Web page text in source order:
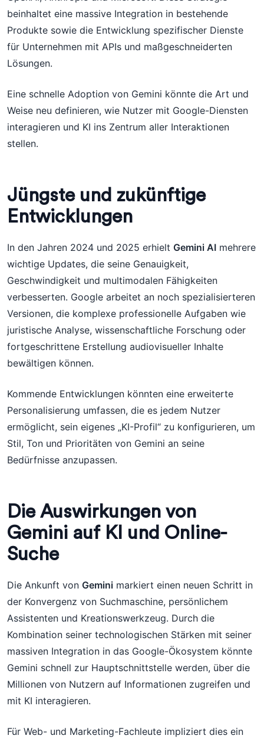
beinhaltet eine massive Integration in bestehende
Produkte sowie die Entwicklung spezifischer Dienste
für Unternehmen mit APIs und maßgeschneiderten
Lösungen.
Eine schnelle Adoption von Gemini könnte die Art und
Weise neu definieren, wie Nutzer mit Google-Diensten
interagieren und KI ins Zentrum aller Interaktionen
stellen.
Jüngste und zukünftige
Entwicklungen
In den Jahren 2024 und 2025 erhielt Gemini AI mehrere
wichtige Updates, die seine Genauigkeit,
Geschwindigkeit und multimodalen Fähigkeiten
verbesserten. Google arbeitet an noch spezialisierteren
Versionen, die komplexe professionelle Aufgaben wie
juristische Analyse, wissenschaftliche Forschung oder
fortgeschrittene Erstellung audiovisueller Inhalte
bewältigen können.
Kommende Entwicklungen könnten eine erweiterte
Personalisierung umfassen, die es jedem Nutzer
ermöglicht, sein eigenes „KI-Profil“ zu konfigurieren, um
Stil, Ton und Prioritäten von Gemini an seine
Bedürfnisse anzupassen.
Die Auswirkungen von
Gemini auf KI und Online-
Suche
Die Ankunft von Gemini markiert einen neuen Schritt in
der Konvergenz von Suchmaschine, persönlichem
Assistenten und Kreationswerkzeug. Durch die
Kombination seiner technologischen Stärken mit seiner
massiven Integration in das Google-Ökosystem könnte
Gemini schnell zur Hauptschnittstelle werden, über die
Millionen von Nutzern auf Informationen zugreifen und
mit KI interagieren.
Für Web- und Marketing-Fachleute impliziert dies ein